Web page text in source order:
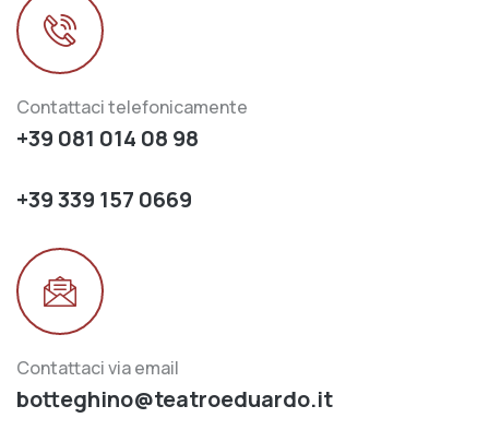
Contattaci telefonicamente
+39 081 014 08 98
+39 339 157 0669
Contattaci via email
botteghino@teatroeduardo.it